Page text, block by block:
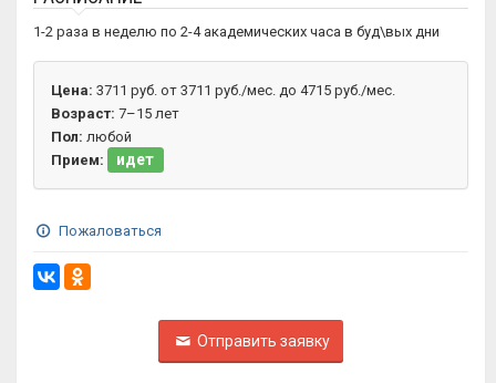
1-2 раза в неделю по 2-4 академических часа в буд\вых дни
Цена: 3711 руб. от 3711 руб./мес. до 4715 руб./мес.
Возраст: 7–15 лет
Пол: любой
Прием:
идет
Пожаловаться
Отправить заявку